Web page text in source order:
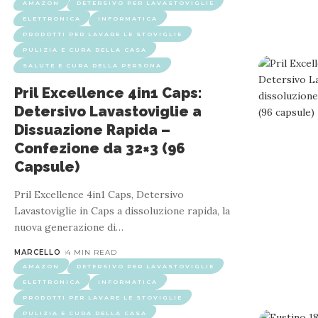
AMAZON DETERSIVO PER LAVASTOVIGLIE
Fairy Original Detersivo Pastiglie
Le pastiglie per lavastoviglie Fairy Original Tutto in Uno
AMAZON DETERSIVO PER LAVASTOVIGLIE
ELETTRONICA INFORMATICA
PRODOTTI PER LAVARE LE STOVIGLIE
PULIZIA E CURA DELLA CASA
SALUTE E CURA DELLA PERSONA
Pril Excellence 4in1 Caps:
Detersivo Lavastoviglie a
Dissuazione Rapida –
Confezione da 32×3 (96
Capsule)
Pril Excellence 4in1 Caps, Detersivo
Lavastoviglie in Caps a dissoluzione rapida, la
nuova generazione di…
MARCELLO 4 MIN READ
AMAZON DETERSIVO PER LAVASTOVIGLIE
ELETTRONICA INFORMATICA
PRODOTTI PER LAVARE LE STOVIGLIE
PULIZIA E CURA DELLA CASA